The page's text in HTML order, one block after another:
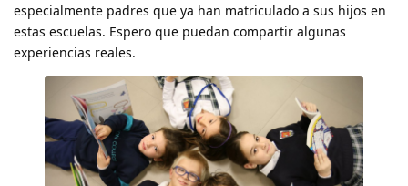
especialmente padres que ya han matriculado a sus hijos en
estas escuelas. Espero que puedan compartir algunas
experiencias reales.